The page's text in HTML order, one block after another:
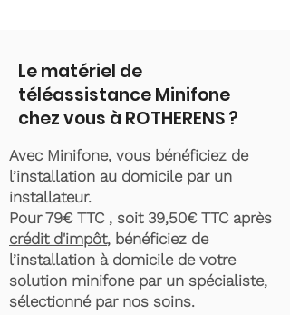
Le matériel de
téléassistance Minifone
chez vous à ROTHERENS ?
Avec Minifone, vous bénéficiez de
l’installation au domicile par un
installateur.
Pour 79€ TTC , soit 39,50€ TTC après
crédit d'impôt, bénéficiez de
l’installation à domicile de votre
solution minifone par un spécialiste,
sélectionné par nos soins.